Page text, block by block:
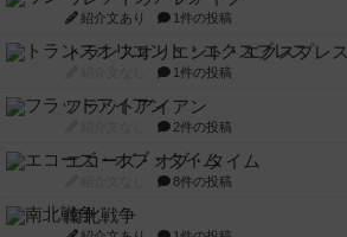
紹介文あり 1件の投稿
トランスオリエント・エクスプレス
1件の投稿
フラットアイアン
2件の投稿
エコーズ・オブ・タイム
8件の投稿
南北戦争